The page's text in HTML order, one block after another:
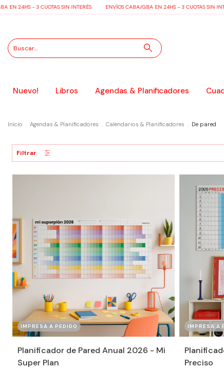
EN 24HS - 3 CUOTAS SIN INTERÉS ENVÍOS CABA/GBA EN 24HS - 3 CUOTAS SIN
Nuevo! Libros Agendas & Planificadores
Inicio . Agendas & Planificadores . Calendarios & Planificadores . De pared
Filtrar
IMPRESA A PEDIDO
Planificador de Pared Anual 2026 - Mi
Super Plan
IMPRESA A
Preciso